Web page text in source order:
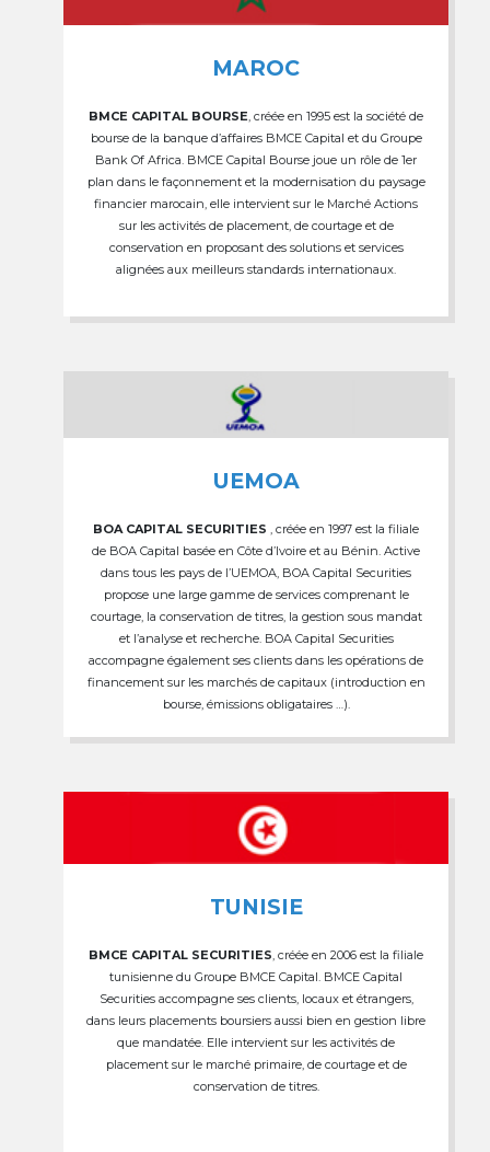
MAROC
BMCE CAPITAL BOURSE , créée en 1995 est la société de
bourse de la banque d’affaires BMCE Capital et du Groupe
Bank Of Africa. BMCE Capital Bourse joue un rôle de 1er
plan dans le façonnement et la modernisation du paysage
financier marocain, elle intervient sur le Marché Actions
sur les activités de placement, de courtage et de
conservation en proposant des solutions et services
alignées aux meilleurs standards internationaux.
UEMOA
BOA CAPITAL SECURITIES , créée en 1997 est la filiale
de BOA Capital basée en Côte d’Ivoire et au Bénin. Active
dans tous les pays de l’UEMOA, BOA Capital Securities
propose une large gamme de services comprenant le
courtage, la conservation de titres, la gestion sous mandat
et l’analyse et recherche. BOA Capital Securities
accompagne également ses clients dans les opérations de
financement sur les marchés de capitaux (introduction en
bourse, émissions obligataires …).
TUNISIE
BMCE CAPITAL SECURITIES , créée en 2006 est la filiale
tunisienne du Groupe BMCE Capital. BMCE Capital
Securities accompagne ses clients, locaux et étrangers,
dans leurs placements boursiers aussi bien en gestion libre
que mandatée. Elle intervient sur les activités de
placement sur le marché primaire, de courtage et de
conservation de titres.